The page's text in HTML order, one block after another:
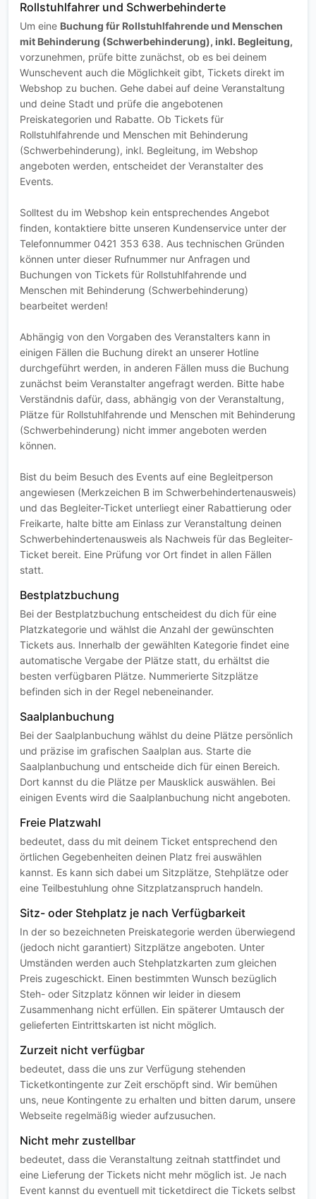
Rollstuhlfahrer und Schwerbehinderte
Um eine Buchung für Rollstuhlfahrende und Menschen
mit Behinderung (Schwerbehinderung), inkl. Begleitung,
vorzunehmen, prüfe bitte zunächst, ob es bei deinem
Wunschevent auch die Möglichkeit gibt, Tickets direkt im
Webshop zu buchen. Gehe dabei auf deine Veranstaltung
und deine Stadt und prüfe die angebotenen
Preiskategorien und Rabatte. Ob Tickets für
Rollstuhlfahrende und Menschen mit Behinderung
(Schwerbehinderung), inkl. Begleitung, im Webshop
angeboten werden, entscheidet der Veranstalter des
Events.
Solltest du im Webshop kein entsprechendes Angebot
finden, kontaktiere bitte unseren Kundenservice unter der
Telefonnummer 0421 353 638. Aus technischen Gründen
können unter dieser Rufnummer nur Anfragen und
Buchungen von Tickets für Rollstuhlfahrende und
Menschen mit Behinderung (Schwerbehinderung)
bearbeitet werden!
Abhängig von den Vorgaben des Veranstalters kann in
einigen Fällen die Buchung direkt an unserer Hotline
durchgeführt werden, in anderen Fällen muss die Buchung
zunächst beim Veranstalter angefragt werden. Bitte habe
Verständnis dafür, dass, abhängig von der Veranstaltung,
Plätze für Rollstuhlfahrende und Menschen mit Behinderung
(Schwerbehinderung) nicht immer angeboten werden
können.
Bist du beim Besuch des Events auf eine Begleitperson
angewiesen (Merkzeichen B im Schwerbehindertenausweis)
und das Begleiter-Ticket unterliegt einer Rabattierung oder
Freikarte, halte bitte am Einlass zur Veranstaltung deinen
Schwerbehindertenausweis als Nachweis für das Begleiter-
Ticket bereit. Eine Prüfung vor Ort findet in allen Fällen
statt.
Bestplatzbuchung
Bei der Bestplatzbuchung entscheidest du dich für eine
Platzkategorie und wählst die Anzahl der gewünschten
Tickets aus. Innerhalb der gewählten Kategorie findet eine
automatische Vergabe der Plätze statt, du erhältst die
besten verfügbaren Plätze. Nummerierte Sitzplätze
befinden sich in der Regel nebeneinander.
Saalplanbuchung
Bei der Saalplanbuchung wählst du deine Plätze persönlich
und präzise im grafischen Saalplan aus. Starte die
Saalplanbuchung und entscheide dich für einen Bereich.
Dort kannst du die Plätze per Mausklick auswählen. Bei
einigen Events wird die Saalplanbuchung nicht angeboten.
Freie Platzwahl
bedeutet, dass du mit deinem Ticket entsprechend den
örtlichen Gegebenheiten deinen Platz frei auswählen
kannst. Es kann sich dabei um Sitzplätze, Stehplätze oder
eine Teilbestuhlung ohne Sitzplatzanspruch handeln.
Sitz- oder Stehplatz je nach Verfügbarkeit
In der so bezeichneten Preiskategorie werden überwiegend
(jedoch nicht garantiert) Sitzplätze angeboten. Unter
Umständen werden auch Stehplatzkarten zum gleichen
Preis zugeschickt. Einen bestimmten Wunsch bezüglich
Steh- oder Sitzplatz können wir leider in diesem
Zusammenhang nicht erfüllen. Ein späterer Umtausch der
gelieferten Eintrittskarten ist nicht möglich.
Zurzeit nicht verfügbar
bedeutet, dass die uns zur Verfügung stehenden
Ticketkontingente zur Zeit erschöpft sind. Wir bemühen
uns, neue Kontingente zu erhalten und bitten darum, unsere
Webseite regelmäßig wieder aufzusuchen.
Nicht mehr zustellbar
bedeutet, dass die Veranstaltung zeitnah stattfindet und
eine Lieferung der Tickets nicht mehr möglich ist. Je nach
Event kannst du eventuell mit ticketdirect die Tickets selbst